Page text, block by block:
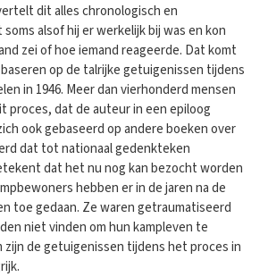
dit alles chronologisch en
alsof hij er werkelijk bij was en kon
zei of hoe iemand reageerde. Dat komt
op de talrijke getuigenissen tijdens
in 1946. Meer dan vierhonderd mensen
proces, dat de auteur in een epiloog
ook gebaseerd op andere boeken over
dat tot nationaal gedenkteken
dat het nu nog kan bezocht worden
hebben er in de jaren na de
toe gedaan. Ze waren getraumatiseerd
niet vinden om hun kampleven te
zijn de getuigenissen tijdens het proces in